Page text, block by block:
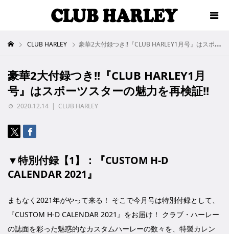
CLUB HARLEY 豪華2大付録つき!!『CLUB HARLEY1月号』はスポーツスターの魅力を再検証!!
豪華2大付録つき!!『CLUB HARLEY1月
号』はスポーツスターの魅力を再検証!!
2020.12.14 CLUB HARLEY
▼特別付録【1】：『CUSTOM H-D
CALENDAR 2021』
まもなく2021年がやって来る！ そこで今月号は特別付録として、
『CUSTOM H-D CALENDAR 2021』をお届け！ クラブ・ハーレー
の誌面を彩った魅惑的なカスタムハーレーの数々を、特製カレン